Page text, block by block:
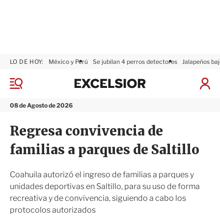
M
n
08 de Agosto de 2026
LO DE HOY: México y Perú Se jubilan 4 perros detectores Jalapeños
I
x
r
Regresa convivencia de
familias a parques de Saltillo
Coahuila autorizó el ingreso de familias a parques y
unidades deportivas en Saltillo, para su uso de forma
recreativa y de convivencia, siguiendo a cabo los
protocolos autorizados